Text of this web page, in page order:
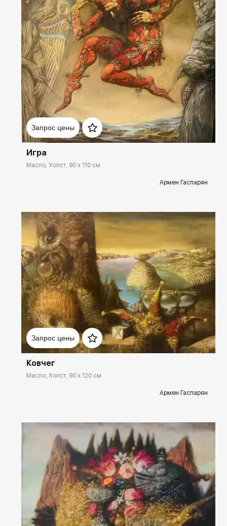
Запрос цены
Домен: spb.rakovgallery.ru
Игра
Масло, Холст, 90 x 110 см
Армен Гаспарян
Запрос цены
Домен: spb.rakovgallery.ru
Ковчег
Масло, Холст, 90 x 120 см
Армен Гаспарян